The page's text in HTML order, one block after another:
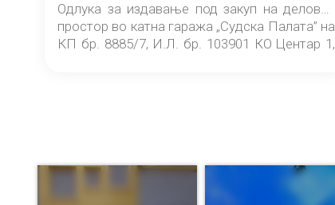
Одлука за издавање под закуп на деловен
простор во катна гаража „Судска Палата” на
КП бр. 8885/7, И.Л. бр. 103901 КО Центар 1,
понудувач.